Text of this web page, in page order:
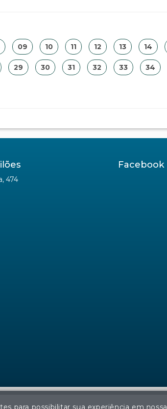
09 10 11 12 13 14
29 30 31 32 33 34
474
Facebook
para possibilitar sua experiência em nossa